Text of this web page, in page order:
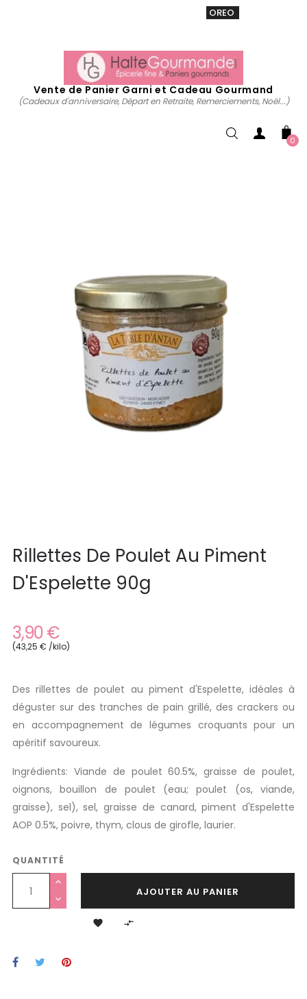
OREO
Vente de Panier Garni et Cadeau Gourmand
(Cadeaux d'anniversaire, Départ en Retraite, Remerciements, Noël...)
0
Rillettes De Poulet Au Piment
D'Espelette 90g
3,90 €
(43,25 € /kilo)
Des rillettes de poulet au piment d'Espelette, idéales à
déguster sur des tranches de pain grillé, des crackers ou
en accompagnement de légumes croquants pour un
apéritif savoureux.
Ingrédients: Viande de poulet 60.5%, graisse de poulet,
oignons, bouillon de poulet (eau; poulet (os, viande,
graisse), sel), sel, graisse de canard, piment d'Espelette
AOP 0.5%, poivre, thym, clous de girofle, laurier.
QUANTITÉ
AJOUTER AU PANIER
 